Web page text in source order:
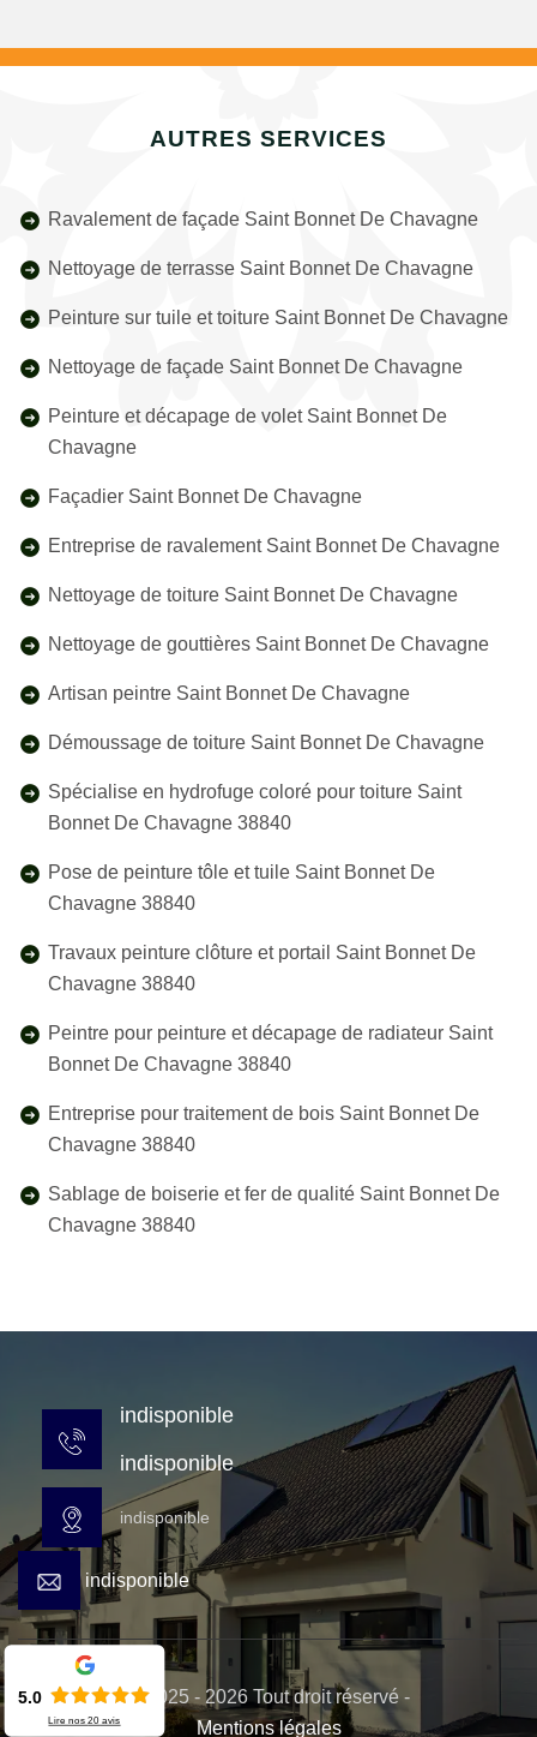
AUTRES SERVICES
Ravalement de façade Saint Bonnet De Chavagne
Nettoyage de terrasse Saint Bonnet De Chavagne
Peinture sur tuile et toiture Saint Bonnet De Chavagne
Nettoyage de façade Saint Bonnet De Chavagne
Peinture et décapage de volet Saint Bonnet De
Chavagne
Façadier Saint Bonnet De Chavagne
Entreprise de ravalement Saint Bonnet De Chavagne
Nettoyage de toiture Saint Bonnet De Chavagne
Nettoyage de gouttières Saint Bonnet De Chavagne
Artisan peintre Saint Bonnet De Chavagne
Démoussage de toiture Saint Bonnet De Chavagne
Spécialise en hydrofuge coloré pour toiture Saint
Bonnet De Chavagne 38840
Pose de peinture tôle et tuile Saint Bonnet De
Chavagne 38840
Travaux peinture clôture et portail Saint Bonnet De
Chavagne 38840
Peintre pour peinture et décapage de radiateur Saint
Bonnet De Chavagne 38840
Entreprise pour traitement de bois Saint Bonnet De
Chavagne 38840
Sablage de boiserie et fer de qualité Saint Bonnet De
Chavagne 38840
indisponible
indisponible
indisponible
indisponible
© 2025 - 2026 Tout droit réservé -
Mentions légales
5.0
Lire nos20 avis